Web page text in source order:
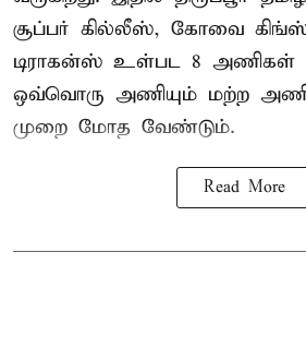
சூப்பர் கில்லீஸ், கோவை
டிராகன்ஸ் உள்பட 8 அணிகள்
ஒவ்வொரு அணியும் மற்ற
முறை மோத வேண்டும்.
Read More